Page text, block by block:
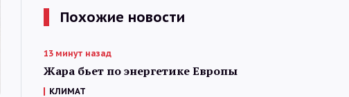
Похожие новости
13 минут назад
Жара бьет по энергетике Европы
КЛИМАТ